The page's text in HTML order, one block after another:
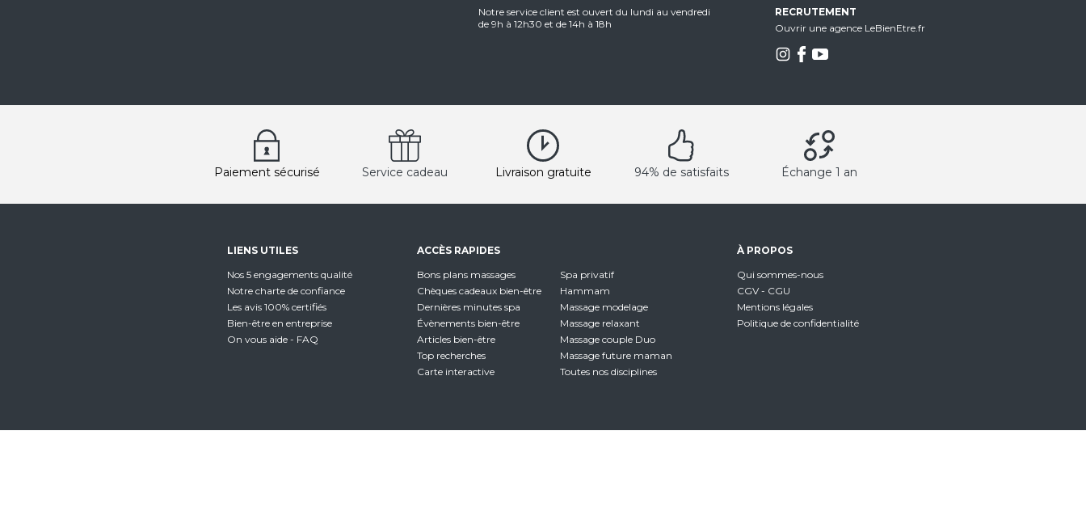
Notre service client est ouvert du lundi au vendredi
de 9h à 12h30 et de 14h à 18h
RECRUTEMENT
Ouvrir une agence LeBienEtre.fr
Paiement sécurisé Service cadeau Livraison gratuite 94% de satisfaits Échange 1 an
LIENS UTILES
Nos 5 engagements qualité
Notre charte de confiance
Les avis 100% certifiés
Bien-être en entreprise
On vous aide - FAQ
ACCÈS RAPIDES
Bons plans massages
Chèques cadeaux bien-être
Dernières minutes spa
Évènements bien-être
Articles bien-être
Top recherches
Carte interactive
Spa privatif
Hammam
Massage modelage
Massage relaxant
Massage couple Duo
Massage future maman
Toutes nos disciplines
À PROPOS
Qui sommes-nous
CGV - CGU
Mentions légales
Politique de confidentialité